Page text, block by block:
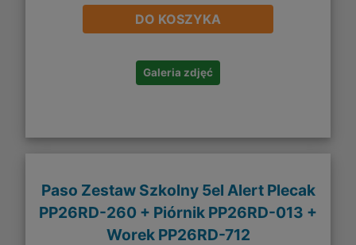
DO KOSZYKA
Galeria zdjęć
Paso Zestaw Szkolny 5el Alert Plecak
PP26RD-260 + Piórnik PP26RD-013 +
Worek PP26RD-712